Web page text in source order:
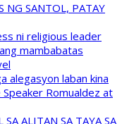
NG SANTOL, PATAY
ni religious leader
mambabatas
alegasyon laban kina
Romualdez at
SA ALITAN SA TAYA SA